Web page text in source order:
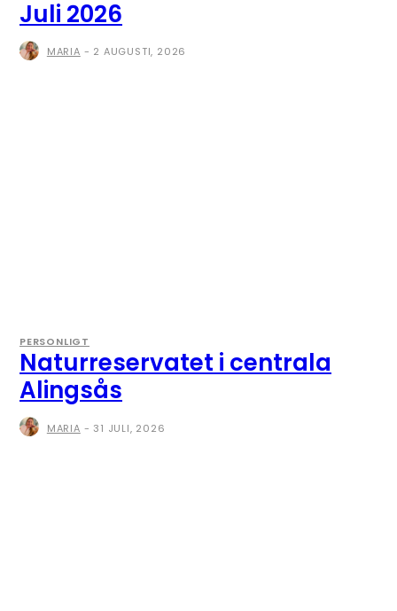
Juli 2026
MARIA - 2 AUGUSTI, 2026
PERSONLIGT
Naturreservatet i centrala
Alingsås
MARIA - 31 JULI, 2026